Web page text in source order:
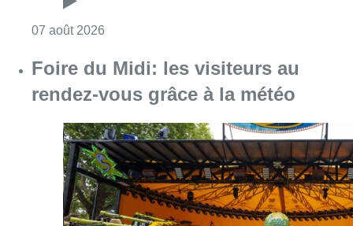
07 août 2026
Foire du Midi: les visiteurs au
rendez-vous grâce à la météo